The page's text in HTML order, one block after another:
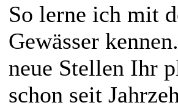
So lerne ich mit
Gewässer
neue Stellen Ihr
schon seit